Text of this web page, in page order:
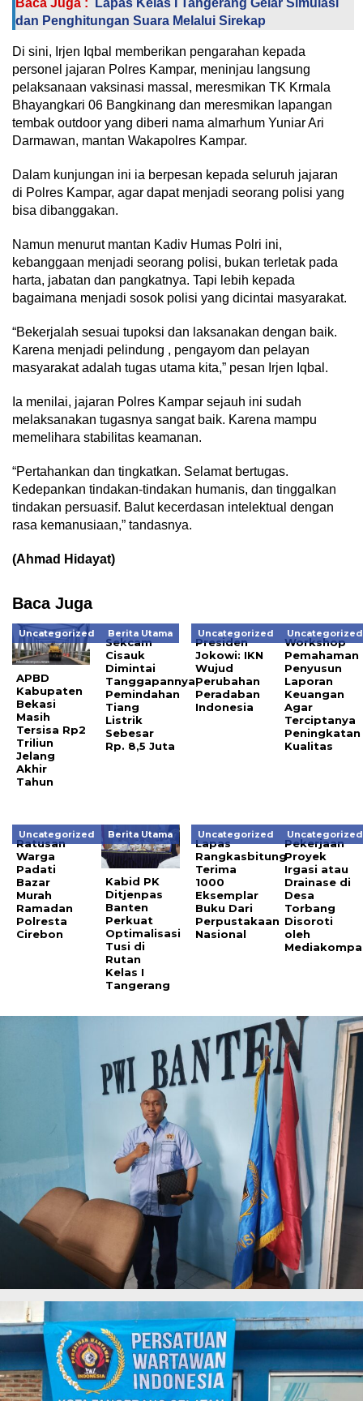
dan Penghitungan Suara Melalui Sirekap
Di sini, Irjen Iqbal memberikan pengarahan kepada
personel jajaran Polres Kampar, meninjau langsung
pelaksanaan vaksinasi massal, meresmikan TK Krmala
Bhayangkari 06 Bangkinang dan meresmikan lapangan
tembak outdoor yang diberi nama almarhum Yuniar Ari
Darmawan, mantan Wakapolres Kampar.
Dalam kunjungan ini ia berpesan kepada seluruh jajaran
di Polres Kampar, agar dapat menjadi seorang polisi yang
bisa dibanggakan.
Namun menurut mantan Kadiv Humas Polri ini,
kebanggaan menjadi seorang polisi, bukan terletak pada
harta, jabatan dan pangkatnya. Tapi lebih kepada
bagaimana menjadi sosok polisi yang dicintai masyarakat.
“Bekerjalah sesuai tupoksi dan laksanakan dengan baik.
Karena menjadi pelindung , pengayom dan pelayan
masyarakat adalah tugas utama kita,” pesan Irjen Iqbal.
Ia menilai, jajaran Polres Kampar sejauh ini sudah
melaksanakan tugasnya sangat baik. Karena mampu
memelihara stabilitas keamanan.
“Pertahankan dan tingkatkan. Selamat bertugas.
Kedepankan tindakan-tindakan humanis, dan tinggalkan
tindakan persuasif. Balut kecerdasan intelektual dengan
rasa kemanusiaan,” tandasnya.
(Ahmad Hidayat)
Baca Juga
Uncategorized
APBD
Kabupaten
Bekasi
Masih
Tersisa Rp2
Triliun
Jelang
Akhir
Tahun
Berita Utama
Sekcam
Cisauk
Dimintai
Tanggapannya,
Pemindahan
Tiang
Listrik
Sebesar
Rp. 8,5 Juta
Uncategorized
Presiden
Jokowi: IKN
Wujud
Perubahan
Peradaban
Indonesia
Uncategorized
Workshop
Pemahaman
Penyusun
Laporan
Keuangan
Agar
Terciptanya
Peningkatan
Kualitas
Uncategorized
Ratusan
Warga
Padati
Bazar
Murah
Ramadan
Polresta
Cirebon
Berita Utama
Kabid PK
Ditjenpas
Banten
Perkuat
Optimalisasi
Tusi di
Rutan
Kelas I
Tangerang
Uncategorized
Lapas
Rangkasbitung
Terima
1000
Eksemplar
Buku Dari
Perpustakaan
Nasional
Uncategorized
Pekerjaan
Proyek
Irgasi atau
Drainase di
Desa
Torbang
Disoroti
oleh